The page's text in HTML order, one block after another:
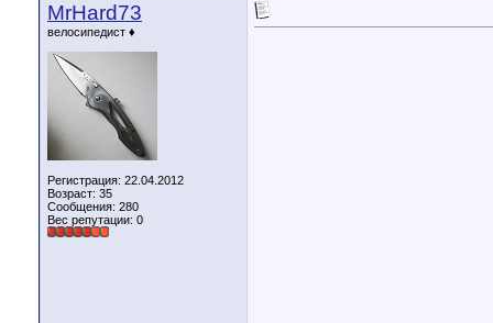
MrHard73
велосипедист ♦
Регистрация: 22.04.2012
Возраст: 35
Сообщения: 280
Вес репутации: 0